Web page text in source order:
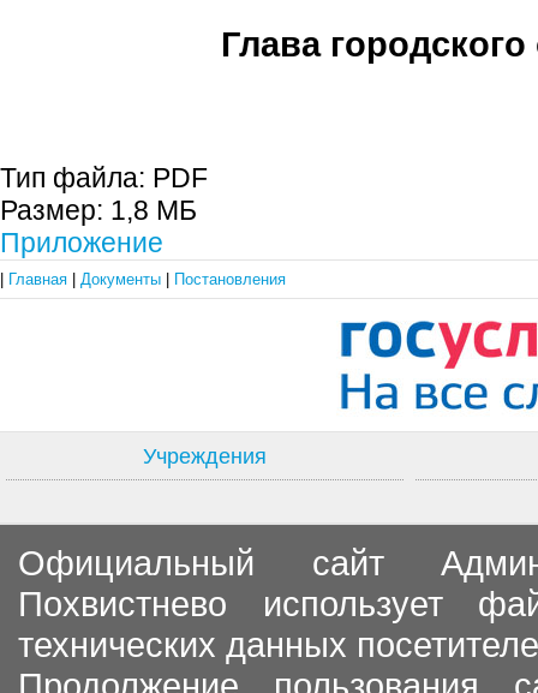
Глава городского
Тип файла: PDF
Размер: 1,8 МБ
Приложение
Главная Документы Постановления
Учреждения
Официальный сайт
Похвистнево использует
технических данных